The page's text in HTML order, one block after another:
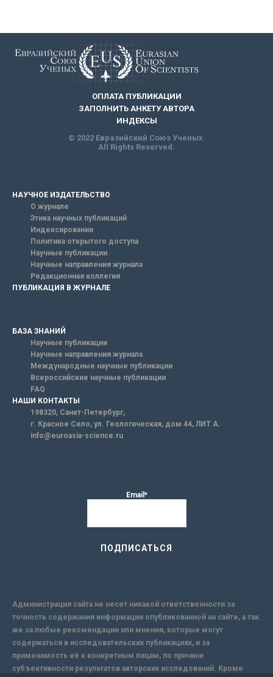
ОПЛАТА ПУБЛИКАЦИИ
ЗАПОЛНИТЬ АНКЕТУ АВТОРА
ИНДЕКСЫ
© 2022 Евразийский Союз Ученых.
All Rights Reserved.
НАУЧНОЕ ИЗДАТЕЛЬСТВО
О журнале
Этика научных публикаций
Индексирование
Политика открытого доступа
Научные публикации
Научные направления журнала
Редакционная коллегия
ПУБЛИКАЦИЯ В ЖУРНАЛЕ
БАЗА ЗНАНИЙ
Научные публикации
Научные направления журнала
Международные научные публикации
Всероссийские научные публикации
FAQ
НАШИ КОНТАКТЫ
198320, Санкт-Петербург,
г. Красное Село, ул. Геологическая, дом 44, ЛИТ А.
info@euroasia-science.ru
Email*
Администрация сайта не несет никакой ответственности за
точность содержания информации опубликованной на сайте, а так
же за любые рекомендации или мнения, которые могут
содержаться в исследовательских публикациях, и за
применимость её к конкретным лицам, по причине
субъективности результатов авторских исследований. Кроме